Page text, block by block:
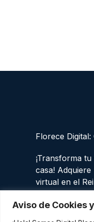
Aviso de Cookies
Florece
¡Transforma
casa!
virtual en el